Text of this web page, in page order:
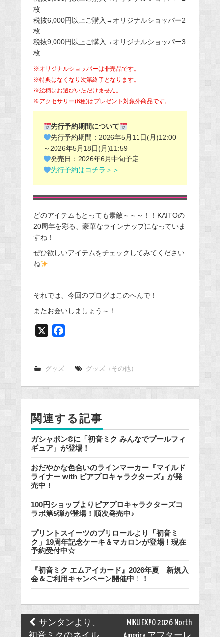
枚
税抜6,000円以上ご購入→オリジナルショッパー2
枚
税抜9,000円以上ご購入→オリジナルショッパー3
枚
※オリジナルショッパーは非売品です。
※特典はなくなり次第終了となります。
※絵柄はお選びいただけません。
※アクセサリー(6種)はプレゼント対象外商品です。
先行予約期間について
先行予約期間：2026年5月11日(月)12:00
～2026年5月18日(月)11:59
発売日：2026年6月中旬予定
先行予約はコチラ＞＞
どのアイテムもとっても素敵～～～！！KAITOの
20周年を彩る、豪華なラインナップになっていま
すね！
ぜひ欲しいアイテムをチェックしてみてください
ね
それでは、今回のブログはこのへんで！
またお会いしましょう～！
k
グッズ グッズ（その他）
関連する記事
ガシャポン®に「初音ミク みんなでプールフィ
ギュア」が登場！
おだやかな色合いのラインマーカー『マイルド
ライナー with ピアプロキャラクターズ』が発
売中！
100円ショップよりピアプロキャラクターズコ
ラボ第5弾が登場！順次発売中♪
プリントスイーツのプリロールより「初音ミ
ク」19周年記念ケーキ＆マカロンが登場！現在
予約受付中☆
『初音ミク エムアイカード』2026年夏 新規入
会＆ご利用キャンペーン開催中！！
Postサンタンより、
MIKU EXPO 2026 North